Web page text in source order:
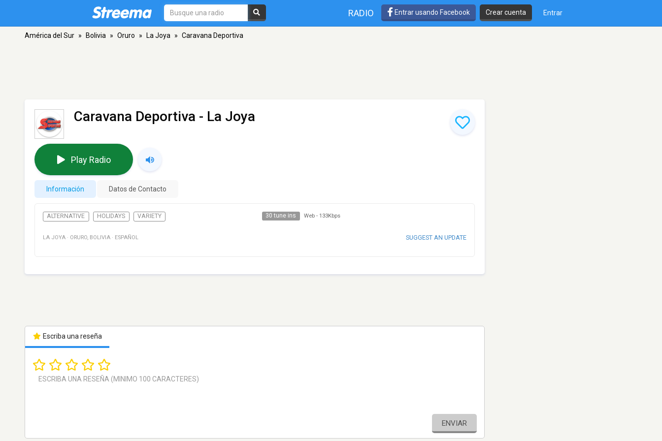
RADIO Entrar usando Facebook Crear cuenta Entrar
América del Sur » Bolivia » Oruro » La Joya » Caravana Deportiva
Caravana Deportiva - La Joya
Play Radio
Información Datos de Contacto
ALTERNATIVE HOLIDAYS VARIETY 30 tune ins Web - 133Kbps
LA JOYA · ORURO, BOLIVIA · ESPAÑOL SUGGEST AN UPDATE
Escriba una reseña
ENVIAR